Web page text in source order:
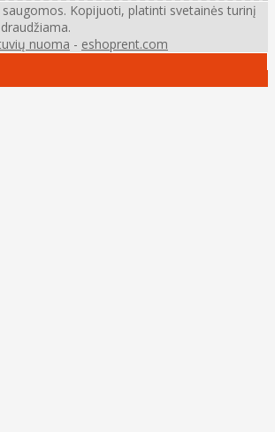
Kopijuoti, platinti svetainės turinį
nuoma - eshoprent.com